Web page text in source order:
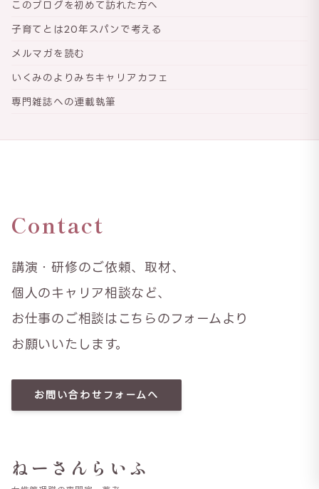
このブログを初めて訪れた方へ
子育てとは20年スパンで考える
メルマガを読む
いくみのよりみちキャリアカフェ
専門雑誌への連載執筆
Contact
講演・研修のご依頼、取材、
個人のキャリア相談など、
お仕事のご相談はこちらのフォームより
お願いいたします。
お問い合わせフォームへ
ねーさんらいふ